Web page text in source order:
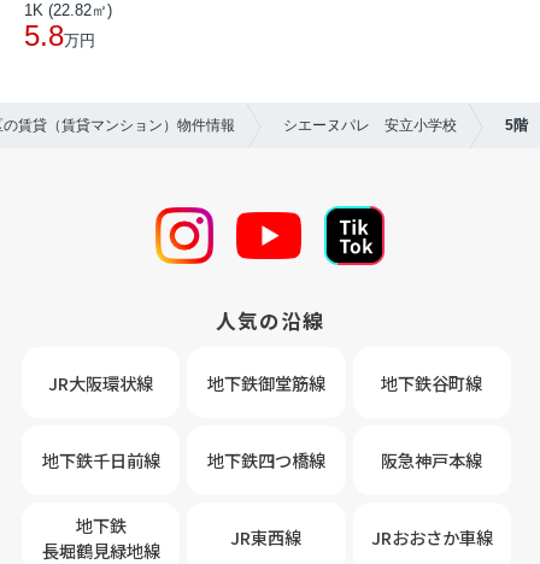
1K (22.82㎡)
5.8万円
賃貸（賃貸マンション）物件情報 シエーヌパレ 安立小学校 5階
人気の沿線
JR大阪環状線 地下鉄御堂筋線 地下鉄谷町線
地下鉄千日前線 地下鉄四つ橋線 阪急神戸本線
地下鉄
長堀鶴見緑地線
JR東西線 JRおおさか車線